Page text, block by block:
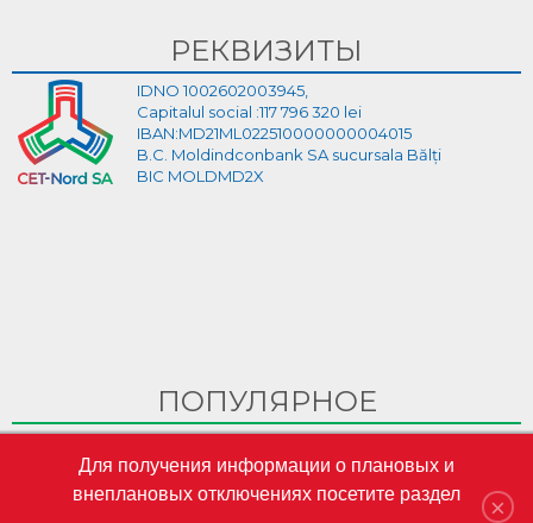
РЕКВИЗИТЫ
IDNO 1002602003945,
Capitalul social :117 796 320 lei
IBAN:MD21ML022510000000004015
B.C. Moldindconbank SA sucursala Bălți
BIC MOLDMD2X
ПОПУЛЯРНОЕ
CET-Nord
CET-Nord are un nou director general interimar
×
Для получения информации о плановых и
внеплановых отключениях посетите раздел